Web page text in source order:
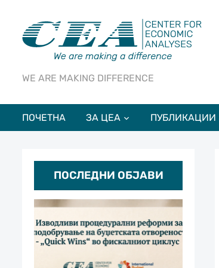
WE ARE MAKING DIFFERENCE
ПОЧЕТНА ЗА ЦЕА ПУБЛИКАЦИИ
ПОСЛЕДНИ ОБЈАВИ